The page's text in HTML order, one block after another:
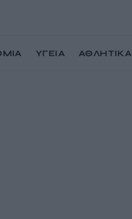
ΥΓΕΙΑ ΑΘΛΗΤΙΚΑ